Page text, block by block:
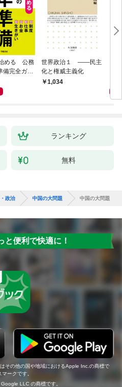
める 公務
備完全ガイ
世界政治１ ――民主
化と権威主義化
1,034
ランキング
無料
政治 中国の大問題 中国の大問題
と便利で快適に！
その他の国や地域におけるApple Inc.の商標で
ークです。
LLC の商標です。